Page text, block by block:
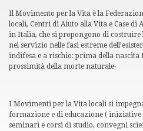
Il Movimento per la Vita è la
locali, Centri di Aiuto alla Vita e Case di
in Italia, che si propongono di costruire
nel servizio nelle fasi estreme
indifesa e a rischio: prima della
prossimità della morte naturale-
I Movimenti per la Vita locali si
formazione e di educazione ( iniziative
seminari e corsi di studio, convegni